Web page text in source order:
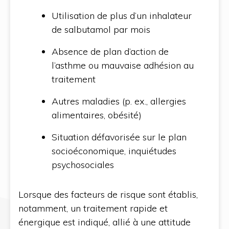
Utilisation de plus d’un inhalateur
de salbutamol par mois
Absence de plan d’action de
l’asthme ou mauvaise adhésion au
traitement
Autres maladies (p. ex., allergies
alimentaires, obésité)
Situation défavorisée sur le plan
socioéconomique, inquiétudes
psychosociales
Lorsque des facteurs de risque sont établis,
notamment, un traitement rapide et
énergique est indiqué, allié à une attitude